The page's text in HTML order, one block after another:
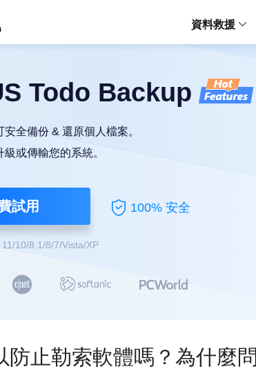
資料救援
Todo Backup
全備份 & 還原個人檔案。
或傳輸您的系統。
試用
10/8.1/8/7/Vista/XP
100% 安全
  
防止勒索軟體嗎？為什麼問